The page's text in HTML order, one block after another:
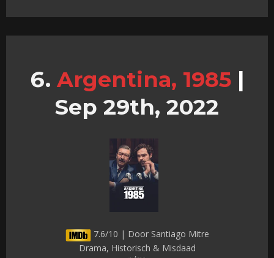
Argentina, 1985 |
Sep 29th, 2022
7.6/10 | Door Santiago Mitre
Drama, Historisch & Misdaad